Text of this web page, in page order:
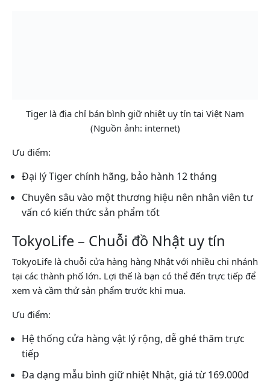
Tiger là địa chỉ bán bình giữ nhiệt uy tín tại Việt Nam
(Nguồn ảnh: internet)
Ưu điểm:
Đại lý Tiger chính hãng, bảo hành 12 tháng
Chuyên sâu vào một thương hiệu nên nhân viên tư
vấn có kiến thức sản phẩm tốt
TokyoLife – Chuỗi đồ Nhật uy tín
TokyoLife là chuỗi cửa hàng hàng Nhật với nhiều chi nhánh
tại các thành phố lớn. Lợi thế là bạn có thể đến trực tiếp để
xem và cầm thử sản phẩm trước khi mua.
Ưu điểm:
Hệ thống cửa hàng vật lý rộng, dễ ghé thăm trực
tiếp
Đa dạng mẫu bình giữ nhiệt Nhật, giá từ 169.000đ